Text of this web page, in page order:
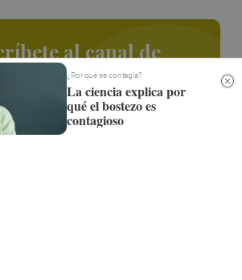
al canal de
Whatsapp
día de las últimas noticias
¡Quiero suscribirme!
¿Por qué se contagia?
La ciencia explica por
qué el bostezo es
contagioso